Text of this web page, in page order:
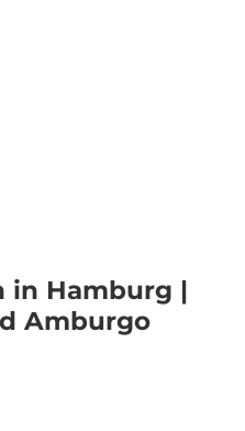
in Hamburg |
Amburgo